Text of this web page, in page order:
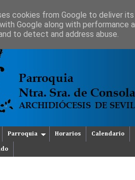
Parroquia Horarios Calendario
cookies from Google to deliver
Google along with
to detect and address abuse.